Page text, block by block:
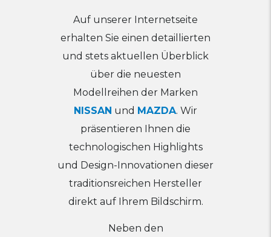
Auf unserer Internetseite
erhalten Sie einen detaillierten
und stets aktuellen Überblick
über die neuesten
Modellreihen der Marken
NISSAN und MAZDA. Wir
präsentieren Ihnen die
technologischen Highlights
und Design-Innovationen dieser
traditionsreichen Hersteller
direkt auf Ihrem Bildschirm.
Neben den